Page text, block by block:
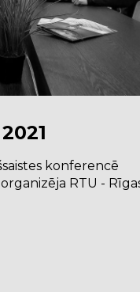
konferencē
organizēja RTU -